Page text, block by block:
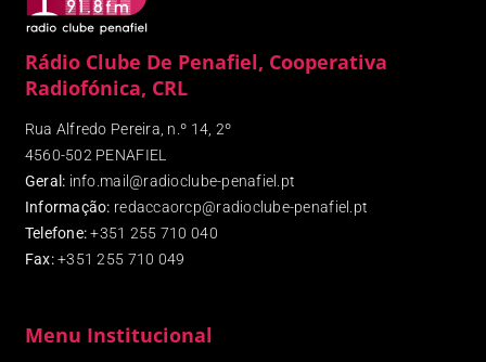
Rádio Clube De Penafiel, Cooperativa
Radiofónica, CRL
Rua Alfredo Pereira, n.º 14, 2º
4560-502 PENAFIEL
Geral: info.mail@radioclube-penafiel.pt
Informação: redaccaorcp@radioclube-penafiel.pt
Telefone: +351 255 710 040
Fax:+351 255 710 049
Menu Institucional